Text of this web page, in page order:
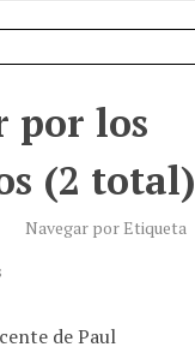
por los
(2 total)
Navegar por Etiqueta
de Paul